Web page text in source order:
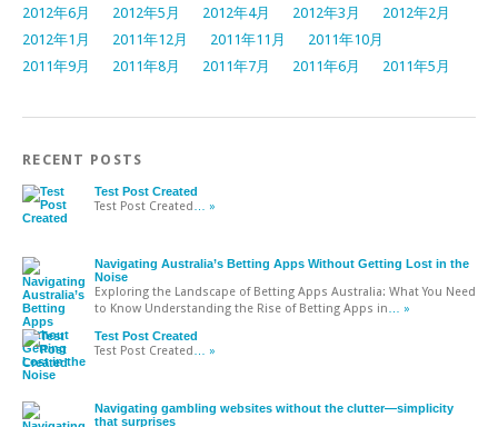
2012年6月
2012年5月 2012年4月 2012年3月
2012年2月
2012年1月
2011年12月 2011年11月
2011年10月
2011年9月
2011年8月 2011年7月 2011年6月 2011年5月
RECENT POSTS
Test Post Created
Test Post Created … »
Navigating Australia’s Betting Apps Without Getting Lost in the
Noise
Exploring the Landscape of Betting Apps Australia: What You Need
to Know Understanding the Rise of Betting Apps in … »
Test Post Created
Test Post Created … »
Navigating gambling websites without the clutter—simplicity
that surprises